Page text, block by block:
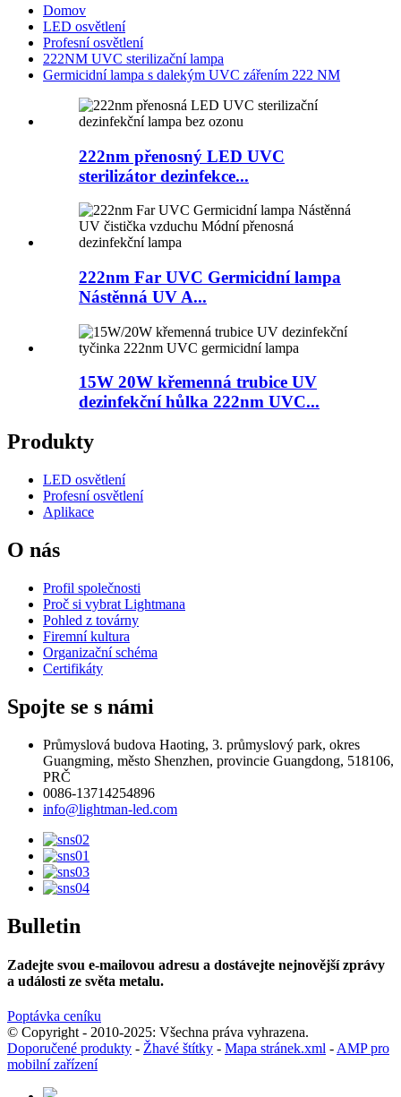
Domov
LED osvětlení
Profesní osvětlení
222NM UVC sterilizační lampa
Germicidní lampa s dalekým UVC zářením 222 NM
222nm přenosný LED UVC
sterilizátor dezinfekce...
222nm Far UVC Germicidní lampa
Nástěnná UV A...
15W 20W křemenná trubice UV
dezinfekční hůlka 222nm UVC...
Produkty
LED osvětlení
Profesní osvětlení
Aplikace
O nás
Profil společnosti
Proč si vybrat Lightmana
Pohled z továrny
Firemní kultura
Organizační schéma
Certifikáty
Spojte se s námi
Průmyslová budova Haoting, 3. průmyslový park, okres
Guangming, město Shenzhen, provincie Guangdong, 518106,
PRČ
0086-13714254896
info@lightman-led.com
Bulletin
Zadejte svou e-mailovou adresu a dostávejte nejnovější zprávy
a události ze světa metalu.
Poptávka ceníku
© Copyright - 2010-2025: Všechna práva vyhrazena.
Doporučené produkty - Žhavé štítky - Mapa stránek.xml - AMP pro
mobilní zařízení